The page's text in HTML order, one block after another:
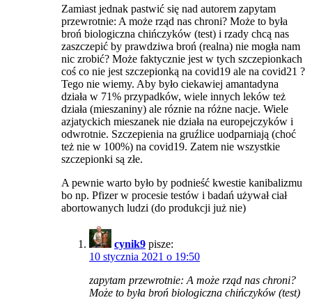
Zamiast jednak pastwić się nad autorem zapytam
przewrotnie: A może rząd nas chroni? Może to była
broń biologiczna chińczyków (test) i rzady chcą nas
zaszczepić by prawdziwa broń (realna) nie mogła nam
nic zrobić? Może faktycznie jest w tych szczepionkach
coś co nie jest szczepionką na covid19 ale na covid21 ?
Tego nie wiemy. Aby było ciekawiej amantadyna
działa w 71% przypadków, wiele innych leków też
działa (mieszaniny) ale róznie na różne nacje. Wiele
azjatyckich mieszanek nie działa na europejczyków i
odwrotnie. Szczepienia na gruźlice uodparniają (choć
też nie w 100%) na covid19. Zatem nie wszystkie
szczepionki są złe.
A pewnie warto było by podnieść kwestie kanibalizmu
bo np. Pfizer w procesie testów i badań używał ciał
abortowanych ludzi (do produkcji już nie)
cynik9 pisze:
10 stycznia 2021 o 19:50
zapytam przewrotnie: A może rząd nas chroni?
Może to była broń biologiczna chińczyków (test)